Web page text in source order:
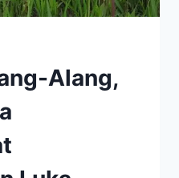
Alang,